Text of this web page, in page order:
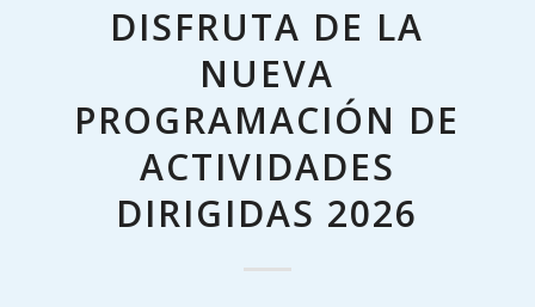
DISFRUTA DE LA
NUEVA
PROGRAMACIÓN DE
ACTIVIDADES
DIRIGIDAS 2026